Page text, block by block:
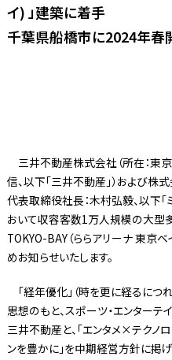
イ) 」建築に着手
千葉県船橋市に2024年春
三井不動産株式会社（所在：東
信、以下「三井不動産」）および株
代表取締役社長：木村弘毅、以下「
おいて収容客数1万人規模の大型
TOKYO-BAY（ららアリーナ 東京
めお知らせいたします。
「経年優化」（時を更に経るにつ
思想のもと、スポーツ・エンターテ
三井不動産と、「エンタメ×テクノ
ンを豊かに」を中期経営方針に掲